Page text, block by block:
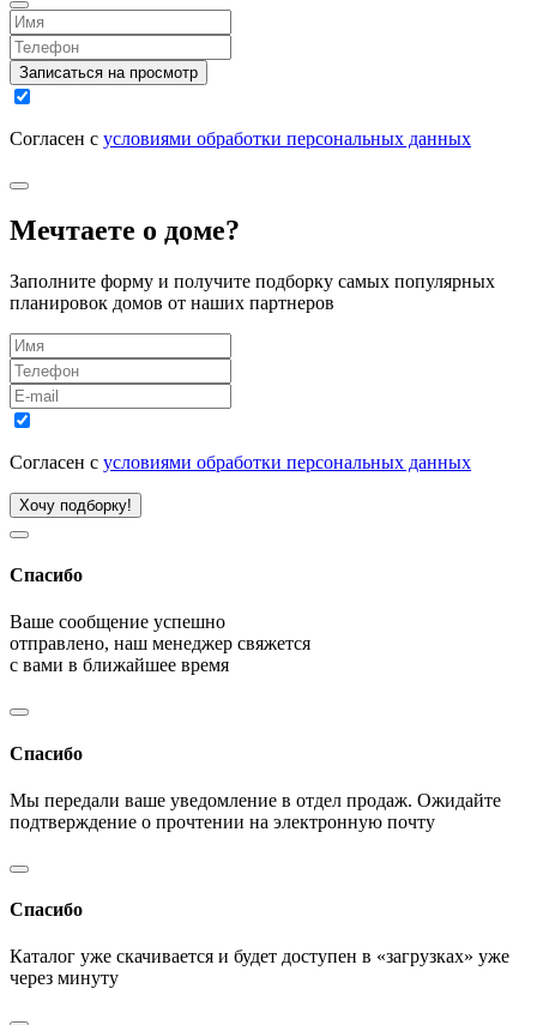
Записаться на просмотр
Согласен с условиями обработки персональных данных
Мечтаете о доме?
Заполните форму и получите подборку самых популярных
планировок домов от наших партнеров
Согласен с условиями обработки персональных данных
Хочу подборку!
Спасибо
Ваше сообщение успешно
отправлено, наш менеджер свяжется
с вами в ближайшее время
Спасибо
Мы передали ваше уведомление в отдел продаж. Ожидайте
подтверждение о прочтении на электронную почту
Спасибо
Каталог уже скачивается и будет доступен в «загрузках» уже
через минуту